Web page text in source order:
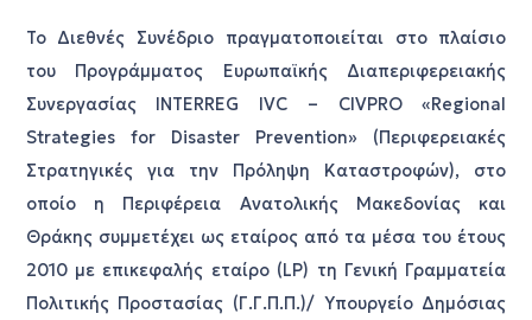
Το Διεθνές Συνέδριο πραγματοποιείται στο πλαίσιο
του Προγράμματος Ευρωπαϊκής Διαπεριφερειακής
Συνεργασίας INTERREG IVC – CIVPRO «Regional
Strategies for Disaster Prevention» (Περιφερειακές
Στρατηγικές για την Πρόληψη Καταστροφών), στο
οποίο η Περιφέρεια Ανατολικής Μακεδονίας και
Θράκης συμμετέχει ως εταίρος από τα μέσα του έτους
2010 με επικεφαλής εταίρο (LP) τη Γενική Γραμματεία
Πολιτικής Προστασίας (Γ.Γ.Π.Π.)/ Υπουργείο Δημόσιας